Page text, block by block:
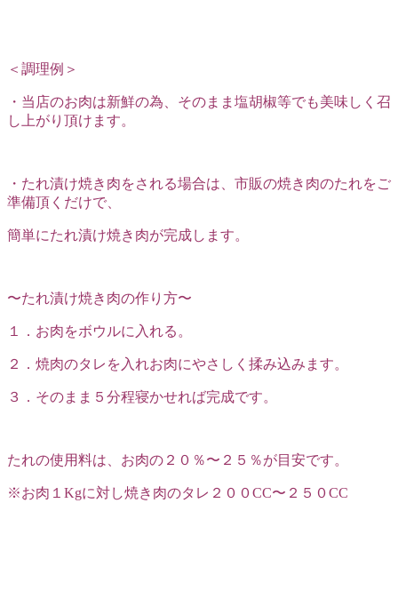
＜調理例＞
・当店のお肉は新鮮の為、そのまま塩胡椒等でも美味しく召
し上がり頂けます。
・たれ漬け焼き肉をされる場合は、市販の焼き肉のたれをご
準備頂くだけで、
簡単にたれ漬け焼き肉が完成します。
〜たれ漬け焼き肉の作り方〜
１．お肉をボウルに入れる。
２．焼肉のタレを入れお肉にやさしく揉み込みます。
３．そのまま５分程寝かせれば完成です。
たれの使用料は、お肉の２０％〜２５％が目安です。
※お肉１Kgに対し焼き肉のタレ２００CC〜２５０CC